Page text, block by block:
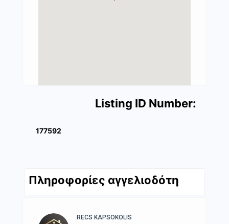
Listing ID Number:
177592
Πληροφορίες αγγελιοδότη
RECS KAPSOKOLIS